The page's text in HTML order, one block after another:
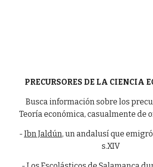
PRECURSORES DE LA CIENCIA
Busca información sobre los
Teoría económica, casualmente de
- Ibn Jaldún, un andalusí que
s.XIV